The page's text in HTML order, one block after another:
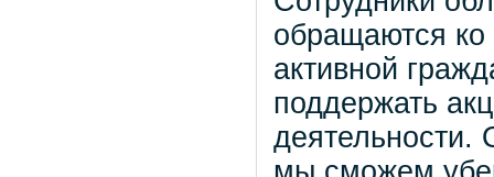
обращаются
активной
поддержать
деятельности.